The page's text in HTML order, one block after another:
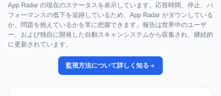
App Radar の現在のステータスを表示しています。応答時間、停止、パ
フォーマンスの低下を追跡しているため、App Radar がダウンしている
か、問題を抱えているかを常に把握できます。報告は世界中のユーザ
ー、および独自に開発した自動スキャンシステムから収集され、継続的
に更新されています。
監視方法について詳しく知る